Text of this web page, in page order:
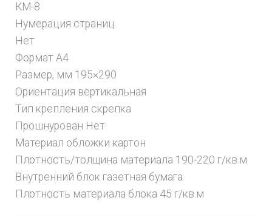
КМ-8
Нумерация страниц
Нет
Формат А4
Размер, мм 195×290
Ориентация вертикальная
Тип крепления скрепка
Прошнурован Нет
Материал обложки картон
Плотность/толщина материала 190-220 г/кв.м
Внутренний блок газетная бумага
Плотность материала блока 45 г/кв.м